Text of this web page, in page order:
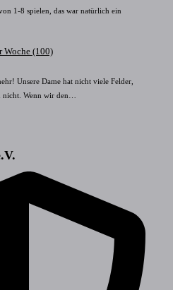
1-8 spielen, das war natürlich ein
Woche (100)
Unsere Dame hat nicht viele Felder,
nicht. Wenn wir den…